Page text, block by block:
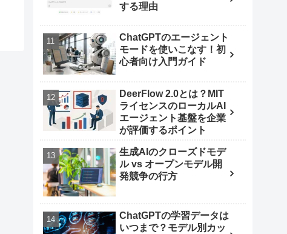
する理由
ChatGPTのエージェント
モードを使いこなす！初
心者向け入門ガイド
DeerFlow 2.0とは？MIT
ライセンスのローカルAI
エージェント基盤を企業
が評価するポイント
生成AIのクローズドモデ
ル vs オープンモデル開
発競争の行方
ChatGPTの学習データは
いつまで？モデル別カッ